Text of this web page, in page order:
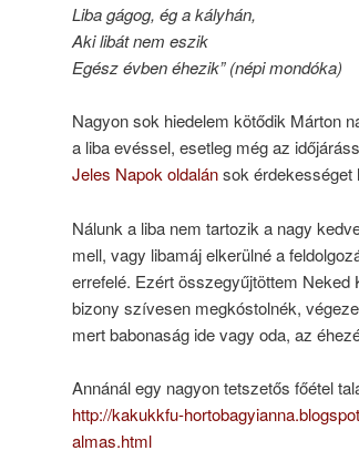
Liba gágog, ég a kályhán,
Aki libát nem eszik
Egész évben éhezik” (népi mondóka)
Nagyon sok hiedelem kötődik Márton
a liba evéssel, esetleg még az
Jeles Napok oldalánsok érdekességet
Nálunk a liba nem tartozik a nagy
mell, vagy libamáj elkerülné a
errefelé. Ezért összegyűjtöttem
bizony szívesen megkóstolnék,
mert babonaság ide vagy oda, az
Annánál egy nagyon tetszetős főétel
http://kakukkfu-
almas.html